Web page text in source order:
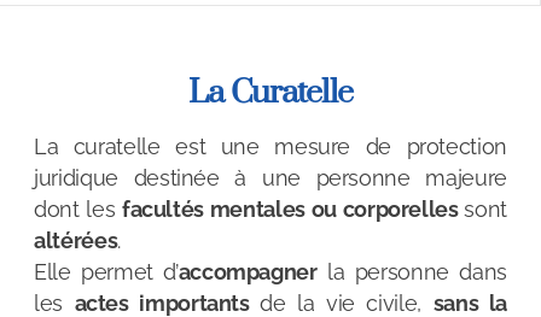
La Curatelle
La curatelle est une mesure de protection
juridique destinée à une personne majeure
dont les facultés mentales ou corporellessont
altérées.
Elle permet d’accompagnerla personne dans
les actes importantsde la vie civile, sans la
Congé pour l'accompagnement de fin de vie